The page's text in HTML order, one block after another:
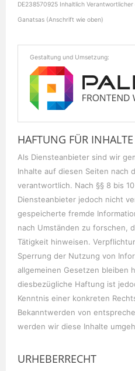
DE238570925 Inhaltlich
Ganatsas (Anschrift wie oben)
Gestaltung und Umsetzung:
HAFTUNG FÜR INHALTE
Als Diensteanbieter sind wir
Inhalte auf diesen Seiten nach
verantwortlich. Nach §§ 8 bis
Diensteanbieter jedoch nicht
gespeicherte fremde
nach Umständen zu forschen,
Tätigkeit hinweisen.
Sperrung der Nutzung von
allgemeinen Gesetzen bleiben
diesbezügliche Haftung ist
Kenntnis einer konkreten
Bekanntwerden von
werden wir diese Inhalte
URHEBERRECHT